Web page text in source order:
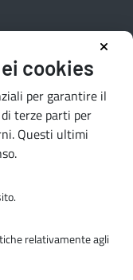
cookies
per garantire il
terze parti per
Questi ultimi
relativamente agli